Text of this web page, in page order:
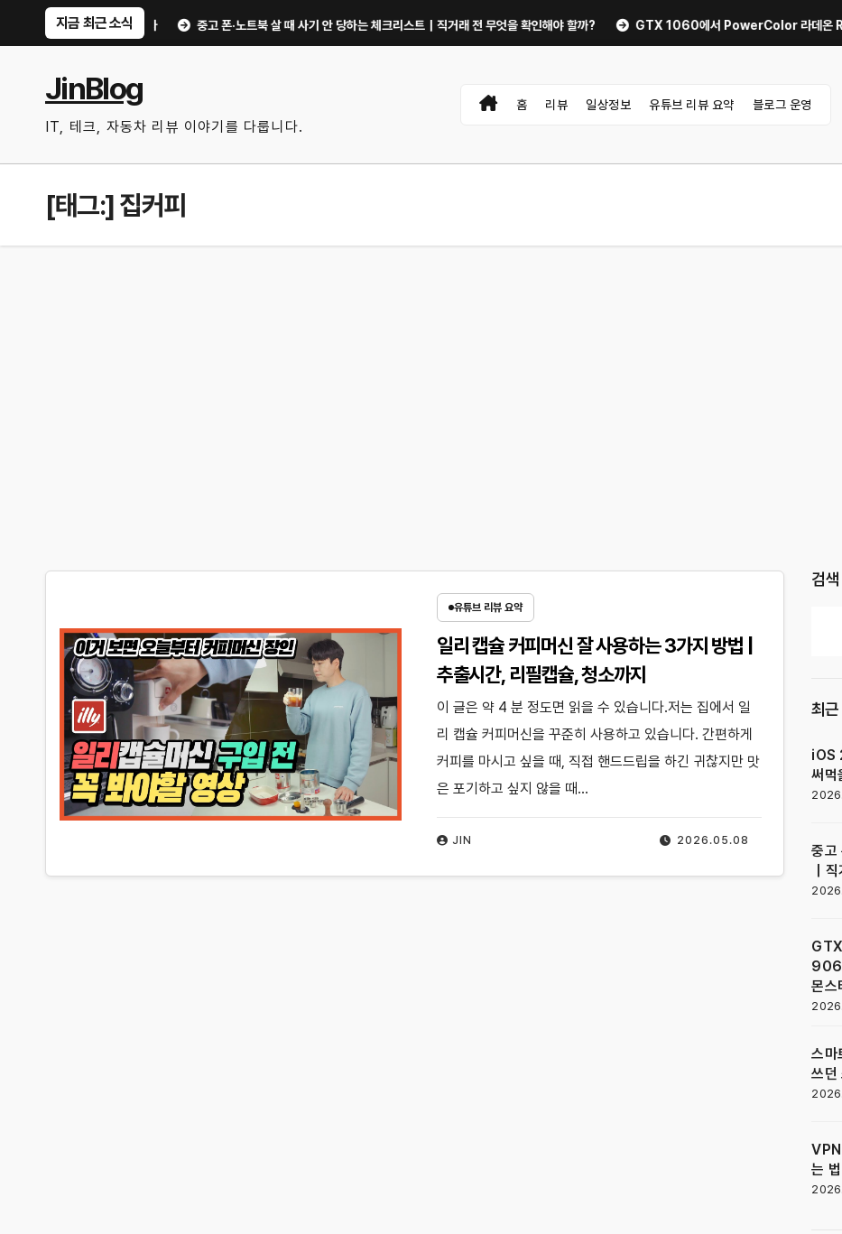
지금 최근 소식
만한 기능만 골랐다 중고 폰·노트북 살 때 사기 안 당하는 체크리스트｜직거래 전 무엇을 확인해야 할까? GTX 1060에서 PowerColor 라데온 RX 9060
JinBlog
IT, 테크, 자동차 리뷰 이야기를 다룹니다.
홈 리뷰 일상정보 유튜브 리뷰 요약 블로그 운영
[태그:]집커피
유튜브 리뷰 요약
일리 캡슐 커피머신 잘 사용하는 3가지 방법 |
추출시간, 리필캡슐, 청소까지
2026.05.08
JIN
이 글은 약 4 분 정도면 읽을 수 있습니다.저는 집에서 일
리 캡슐 커피머신을 꾸준히 사용하고 있습니다. 간편하게
커피를 마시고 싶을 때, 직접 핸드드립을 하긴 귀찮지만 맛
은 포기하고 싶지 않을 때…
검색
최근
iOS
써먹
중고
｜
몬스
스마
쓰던
는